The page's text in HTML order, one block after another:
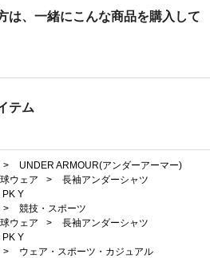
は、一緒にこんな商品を購入して
テム
>
UNDER ARMOUR(アンダーアーマー)
ウェア >
長袖アンダーシャツ
PK Y
>
競技・スポーツ
ウェア >
長袖アンダーシャツ
PK Y
>
ウェア・スポーツ・カジュアル